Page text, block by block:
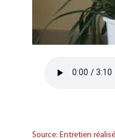
Source: Entretien